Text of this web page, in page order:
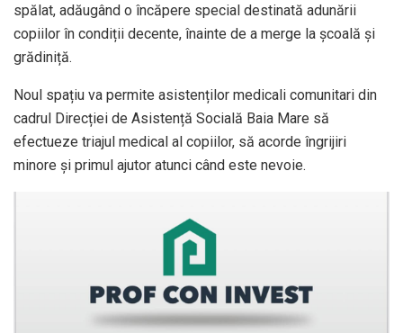
spălat, adăugând o încăpere special destinată adunării
copiilor în condiții decente, înainte de a merge la școală și
grădiniță.
Noul spațiu va permite asistenților medicali comunitari din
cadrul Direcției de Asistență Socială Baia Mare să
efectueze triajul medical al copiilor, să acorde îngrijiri
minore și primul ajutor atunci când este nevoie.